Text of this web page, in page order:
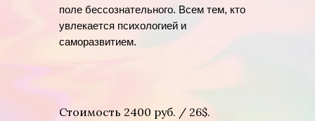
поле бессознательного. Всем тем, кто
увлекается психологией и
саморазвитием.
Стоимость 2400 руб. / 26$.